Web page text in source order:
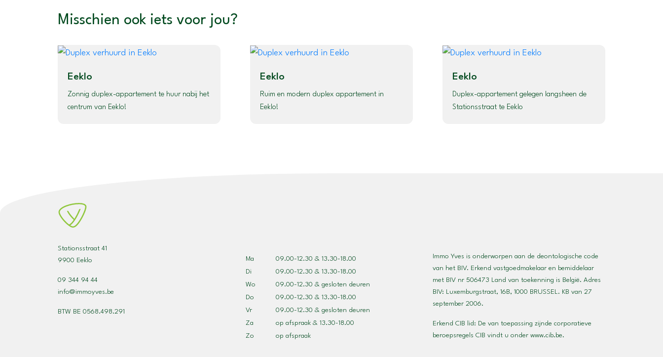
Misschien ook iets voor jou?
Eeklo
Zonnig duplex-appartement te huur nabij het
centrum van Eeklo!
Eeklo
Ruim en modern duplex appartement in
Eeklo!
Eeklo
Duplex-appartement gelegen langsheen de
Stationsstraat te Eeklo
Stationsstraat 41
9900 Eeklo
09 344 94 44
info@immoyves.be
BTW BE 0568.498.291
Ma
09.00-12.30 & 13.30-18.00
Di
09.00-12.30 & 13.30-18.00
Wo
09.00-12.30 & gesloten deuren
Do
09.00-12.30 & 13.30-18.00
Vr
09.00-12.30 & gesloten deuren
Za
op afspraak & 13.30-18.00
Zo
op afspraak
Immo Yves is onderworpen aan de deontologische code
van het BIV. Erkend vastgoedmakelaar en bemiddelaar
met BIV nr 506473 Land van toekenning is België. Adres
BIV: Luxemburgstraat, 16B, 1000 BRUSSEL. KB van 27
september 2006.
Erkend CIB lid: De van toepassing zijnde corporatieve
beroepsregels CIB vindt u onder www.cib.be.